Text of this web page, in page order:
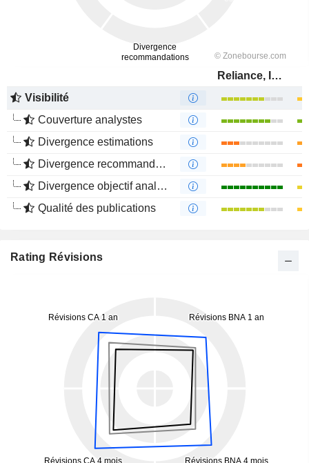
Reliance, Inc.
Visibilité
Couverture analystes
Divergence estimations
Divergence recommandations analystes
Divergence objectif analystes
Qualité des publications
Rating Révisions